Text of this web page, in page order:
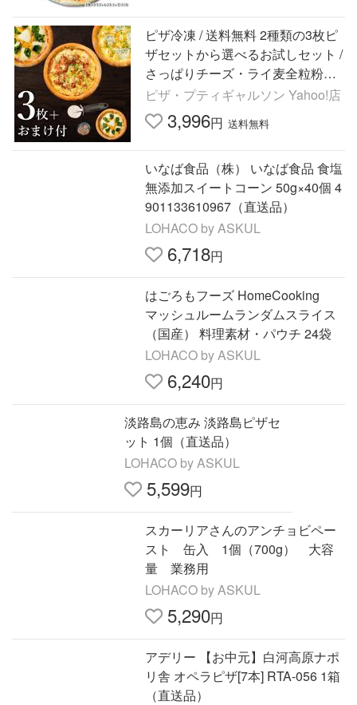
ピザ冷凍 / 送料無料 2種類の3枚ピ
ザセットから選べるお試しセット /
さっぱりチーズ・ライ麦全粒粉ブ
レンド生地・直径約20cm
ピザ・プティギャルソン Yahoo!店
3,996円 送料無料
いなば食品（株） いなば食品 食塩
無添加スイートコーン 50g×40個 4
901133610967（直送品）
LOHACO by ASKUL
6,718円
はごろもフーズ HomeCooking
マッシュルームランダムスライス
（国産） 料理素材・パウチ 24袋
LOHACO by ASKUL
6,240円
淡路島の恵み 淡路島ピザセ
ット 1個（直送品）
LOHACO by ASKUL
5,599円
スカーリアさんのアンチョビペー
スト 缶入 1個（700g） 大容
量 業務用
LOHACO by ASKUL
5,290円
アデリー 【お中元】白河高原ナポ
リ舎 オペラピザ[7本] RTA-056 1箱
（直送品）